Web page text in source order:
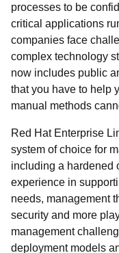
processes to be
critical applications
companies face
complex technology
now includes public
that you have to help
manual methods
Red Hat Enterprise
system of choice for
including a hardened
experience in
needs, management
security and more
management
deployment models